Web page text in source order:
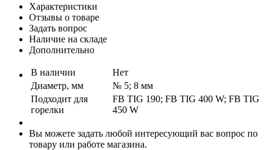
Характеристики
Отзывы о товаре
Задать вопрос
Наличие на складе
Дополнительно
В наличии
Нет
Диаметр, мм
№ 5; 8 мм
Подходит для
горелки
FB TIG 190; FB TIG 400 W; FB TIG
450 W
Вы можете задать любой интересующий вас вопрос по
товару или работе магазина.